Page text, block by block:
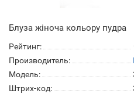
Блуза жіноча кольору пудра
Рейтинг:
Производитель:
Модель:
Штрих-код: